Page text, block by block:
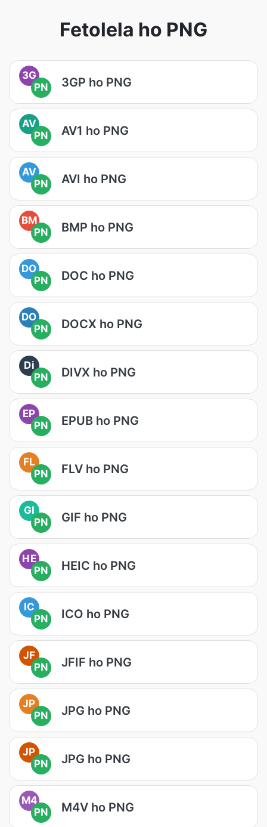
Fetolela ho PNG
3G
PN
3GP ho PNG
AV
PN
AV1 ho PNG
AV
PN
AVI ho PNG
BM
PN
BMP ho PNG
DO
PN
DOC ho PNG
DO
PN
DOCX ho PNG
Di
PN
DIVX ho PNG
EP
PN
EPUB ho PNG
FL
PN
FLV ho PNG
GI
PN
GIF ho PNG
HE
PN
HEIC ho PNG
IC
PN
ICO ho PNG
JF
PN
JFIF ho PNG
JP
PN
JPG ho PNG
JP
PN
JPG ho PNG
M4
PN
M4V ho PNG